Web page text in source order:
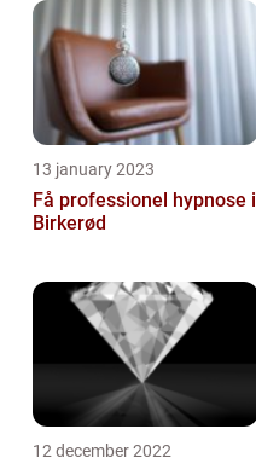
13 january 2023
Få professionel hypnose i
Birkerød
12 december 2022